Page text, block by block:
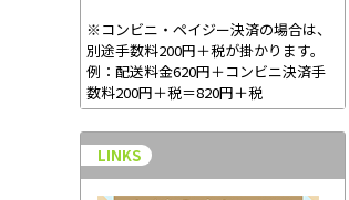
※コンビニ・ペイジー決済の場合は、
別途手数料200円＋税が掛かります。
例：配送料金620円＋コンビニ決済手
数料200円＋税＝820円＋税
LINKS
PSYCHO-PASS -サイコ
パス- VOL.6 初回限定..